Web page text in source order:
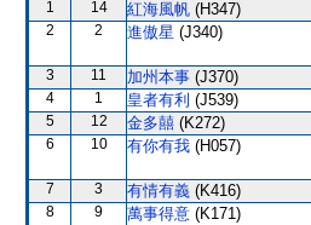
1 14 紅海風帆 (H347)
2 2 進傲星 (J340)
3 11 加州本事 (J370)
4 1 皇者有利 (J539)
5 12 金多囍 (K272)
6 10 有你有我 (H057)
7 3 有情有義 (K416)
8 9 萬事得意 (K171)